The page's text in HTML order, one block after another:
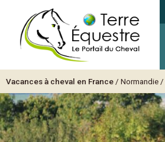
Vacances à cheval en France / Normandie /